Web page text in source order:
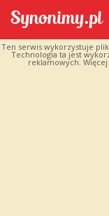
Ten serwis wykorzystuje
Technologia ta jest
reklamowych.